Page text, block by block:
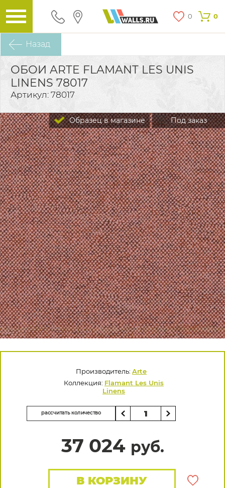
0 0
Назад
ОБОИ ARTE FLAMANT LES UNIS
LINENS 78017
Артикул: 78017
Под заказ
Образец в магазине
Производитель: Arte
Коллекция: Flamant Les Unis
Linens
рассчитать количество
37 024 руб.
В КОРЗИНУ